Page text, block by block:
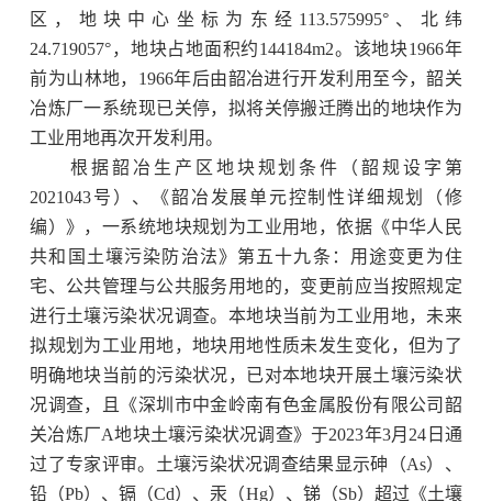
区，地块中心坐标为东经113.575995°、北纬
24.719057°，地块占地面积约144184m2。该地块1966年
前为山林地，1966年后由韶冶进行开发利用至今，韶关
冶炼厂一系统现已关停，拟将关停搬迁腾出的地块作为
工业用地再次开发利用。
根据韶冶生产区地块规划条件（韶规设字第
2021043号）、《韶冶发展单元控制性详细规划（修
编）》，一系统地块规划为工业用地，依据《中华人民
共和国土壤污染防治法》第五十九条：用途变更为住
宅、公共管理与公共服务用地的，变更前应当按照规定
进行土壤污染状况调查。本地块当前为工业用地，未来
拟规划为工业用地，地块用地性质未发生变化，但为了
明确地块当前的污染状况，已对本地块开展土壤污染状
况调查，且《深圳市中金岭南有色金属股份有限公司韶
关冶炼厂A地块土壤污染状况调查》于2023年3月24日通
过了专家评审。土壤污染状况调查结果显示砷（As）、
铅（Pb）、镉（Cd）、汞（Hg）、锑（Sb）超过《土壤